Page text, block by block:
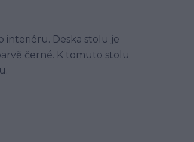
interiéru. Deska stolu je
černé. K tomuto stolu